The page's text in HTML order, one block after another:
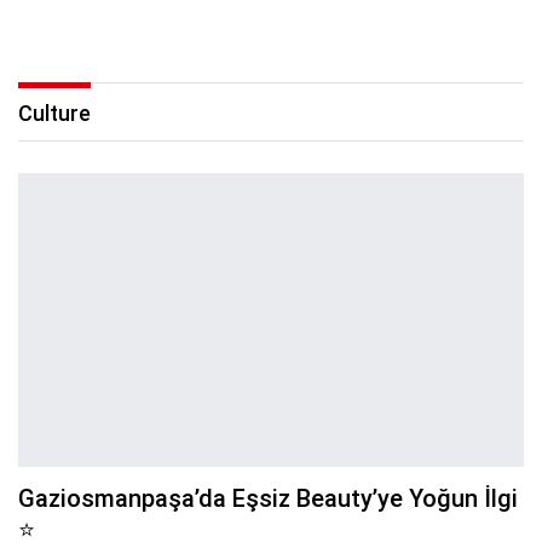
Culture
Gaziosmanpaşa’da Eşsiz Beauty’ye Yoğun İlgi
⭐